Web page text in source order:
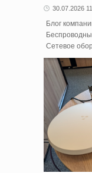
30.07.2026
Блог
Сетевое